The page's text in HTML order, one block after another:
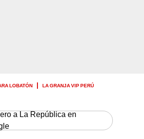
LOBATÓN
LA GRANJA VIP PERÚ
a La República en